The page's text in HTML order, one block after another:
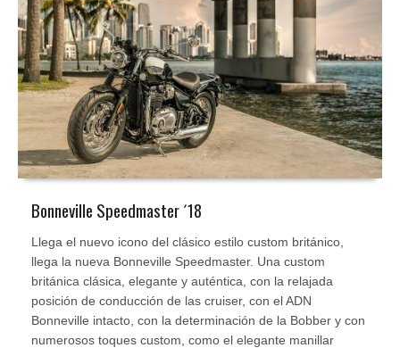
Bonneville Speedmaster ´18
Llega el nuevo icono del clásico estilo custom británico,
llega la nueva Bonneville Speedmaster. Una custom
británica clásica, elegante y auténtica, con la relajada
posición de conducción de las cruiser, con el ADN
Bonneville intacto, con la determinación de la Bobber y con
numerosos toques custom, como el elegante manillar